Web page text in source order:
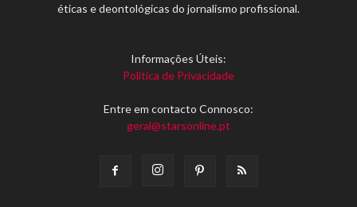
éticas e deontológicas do jornalismo profissional.
Informações Úteis:
Política de Privacidade
Entre em contacto Connosco:
geral@starsonline.pt